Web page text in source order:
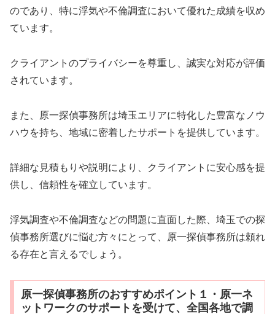
のであり、特に浮気や不倫調査において優れた成績を収め
ています。
クライアントのプライバシーを尊重し、誠実な対応が評価
されています。
また、原一探偵事務所は埼玉エリアに特化した豊富なノウ
ハウを持ち、地域に密着したサポートを提供しています。
詳細な見積もりや説明により、クライアントに安心感を提
供し、信頼性を確立しています。
浮気調査や不倫調査などの問題に直面した際、埼玉での探
偵事務所選びに悩む方々にとって、原一探偵事務所は頼れ
る存在と言えるでしょう。
原一探偵事務所のおすすめポイント１・原一ネ
ットワークのサポートを受けて、全国各地で調